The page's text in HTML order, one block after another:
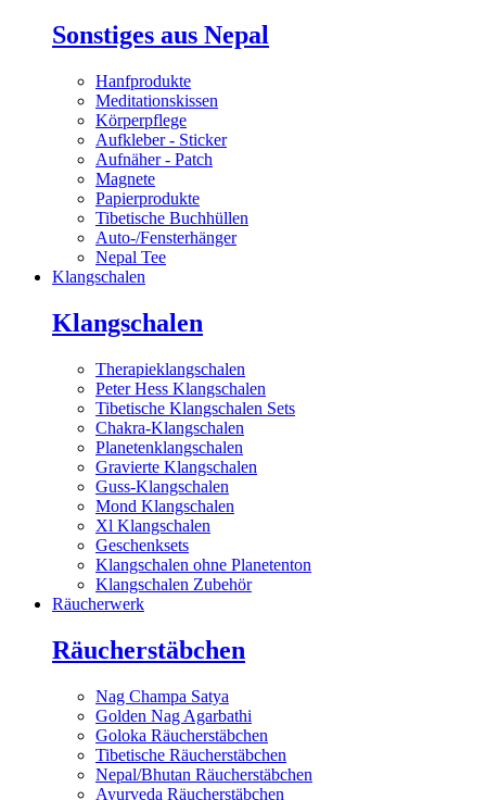
Sonstiges aus Nepal
Hanfprodukte
Meditationskissen
Körperpflege
Aufkleber - Sticker
Aufnäher - Patch
Magnete
Papierprodukte
Tibetische Buchhüllen
Auto-/Fensterhänger
Nepal Tee
Klangschalen
Klangschalen
Therapieklangschalen
Peter Hess Klangschalen
Tibetische Klangschalen Sets
Chakra-Klangschalen
Planetenklangschalen
Gravierte Klangschalen
Guss-Klangschalen
Mond Klangschalen
Xl Klangschalen
Geschenksets
Klangschalen ohne Planetenton
Klangschalen Zubehör
Räucherwerk
Räucherstäbchen
Nag Champa Satya
Golden Nag Agarbathi
Goloka Räucherstäbchen
Tibetische Räucherstäbchen
Nepal/Bhutan Räucherstäbchen
Ayurveda Räucherstäbchen